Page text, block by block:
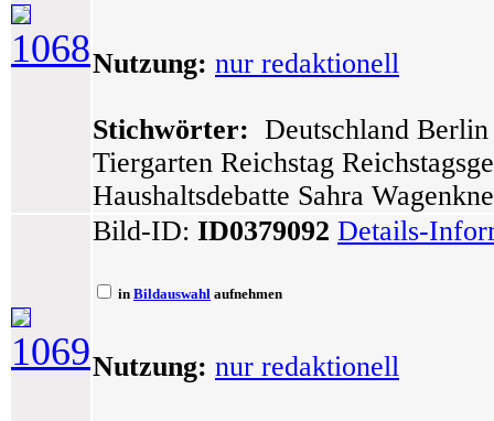
1068Nutzung: nur redaktionell
Stichwörter: Deutschland
Tiergarten Reichstag
Haushaltsdebatte Sahra
1069
Bild-ID: ID0379092 Details-
in Bildauswahl aufnehmen
Nutzung: nur redaktionell